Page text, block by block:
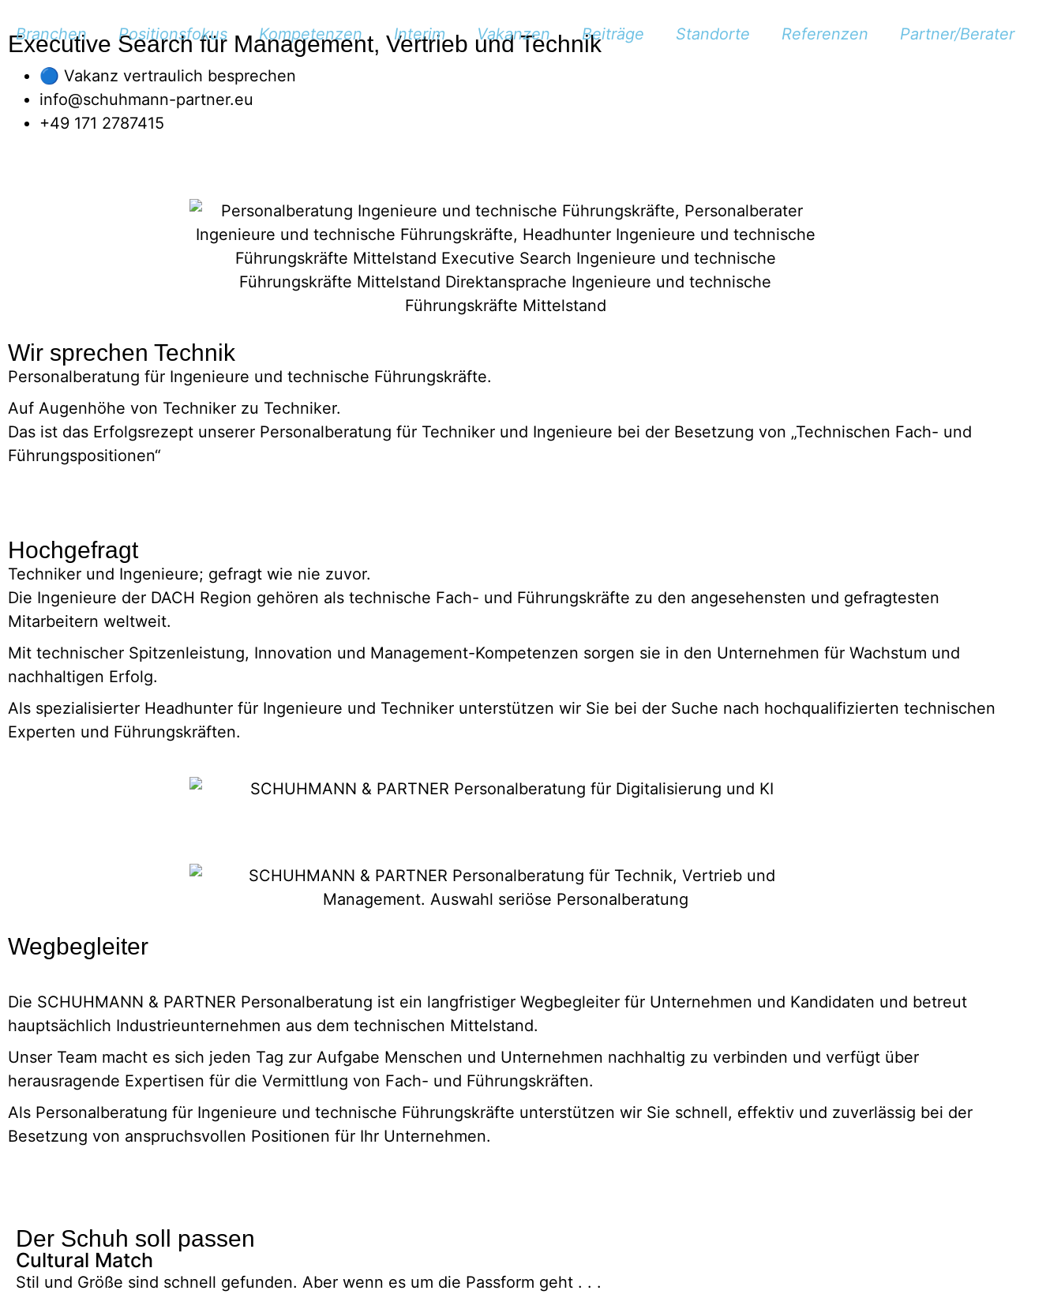
Branchen Positionsfokus Kompetenzen Interim Vakanzen Beiträge Standorte Referenzen Partner/Berater
Executive Search für Management, Vertrieb und Technik
🔵 Vakanz vertraulich besprechen
info@schuhmann-partner.eu
+49 171 2787415
Wir sprechen Technik
Personalberatung für Ingenieure und technische Führungskräfte.
Auf Augenhöhe von Techniker zu Techniker.
Das ist das Erfolgsrezept unserer Personalberatung für Techniker und Ingenieure bei der Besetzung von „Technischen Fach- und
Führungspositionen“
Hochgefragt
Techniker und Ingenieure; gefragt wie nie zuvor.
Die Ingenieure der DACH Region gehören als technische Fach- und Führungskräfte zu den angesehensten und gefragtesten
Mitarbeitern weltweit.
Mit technischer Spitzenleistung, Innovation und Management-Kompetenzen sorgen sie in den Unternehmen für Wachstum und
nachhaltigen Erfolg.
Als spezialisierter Headhunter für Ingenieure und Techniker unterstützen wir Sie bei der Suche nach hochqualifizierten technischen
Experten und Führungskräften.
Wegbegleiter
Die SCHUHMANN & PARTNER Personalberatung ist ein langfristiger Wegbegleiter für Unternehmen und Kandidaten und betreut
hauptsächlich Industrieunternehmen aus dem technischen Mittelstand.
Unser Team macht es sich jeden Tag zur Aufgabe Menschen und Unternehmen nachhaltig zu verbinden und verfügt über
herausragende Expertisen für die Vermittlung von Fach- und Führungskräften.
Als Personalberatung für Ingenieure und technische Führungskräfte unterstützen wir Sie schnell, effektiv und zuverlässig bei der
Besetzung von anspruchsvollen Positionen für Ihr Unternehmen.
Der Schuh soll passen
Cultural Match
Stil und Größe sind schnell gefunden. Aber wenn es um die Passform geht . . .